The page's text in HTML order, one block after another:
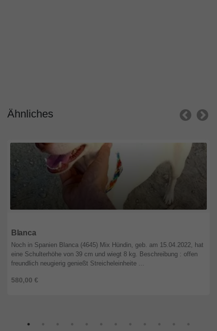
Ähnliches
Blanca
580,00 €
Noch in Spanien Blanca (4645) Mix Hündin, geb. am 15.04.2022, hat
eine Schulterhöhe von 39 cm und wiegt 8 kg. Beschreibung : offen
freundlich neugierig genießt Streicheleinheite ...